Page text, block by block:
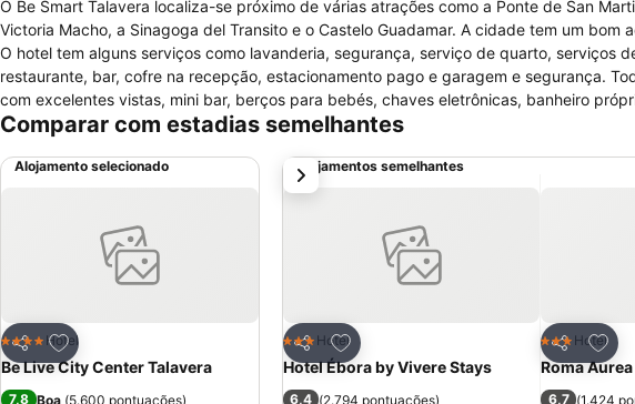
O Be Smart Talavera localiza-se próximo de várias atrações como a Ponte de San
Victoria Macho, a Sinagoga del Transito e o Castelo Guadamar. A cidade tem um bom
O hotel tem alguns serviços como lavanderia, segurança, serviço de quarto, serviços
restaurante, bar, cofre na recepção, estacionamento pago e garagem e segurança.
com excelentes vistas, mini bar, berços para bebés, chaves eletrônicas, banheiro
Comparar com estadias semelhantes
Alojamento selecionado
Partilhar
Adicionar aos favoritos
4 EstrelasHotel
Be Live City Center Talavera
7,8 Boa (5.600 pontuações)
Alojamentos semelhantes
Partilhar
Adicionar aos favoritos
3 Estrelas
Hotel
Hotel Ébora by Vivere Stays
6,4 (2.794 pontuações)
Partilhar
3 Estrelas
Hotel
Roma Aurea
6,7 (1.424
próximo